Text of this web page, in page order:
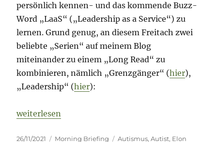
persönlich kennen- und das kommende Buzz-
Word „LaaS“ („Leadership as a Service“) zu
lernen. Grund genug, an diesem Freitach zwei
beliebte „Serien“ auf meinem Blog
miteinander zu einem „Long Read“ zu
kombinieren, nämlich „Grenzgänger“ (hier),
„Leadership“ (hier):
„Morning Briefing – 26. November 2021 –
weiterlesen
Veröffentlicht
26/11/2021 Kategorien
Morning Briefing Schlagwörter
Autismus,Autist, Elon